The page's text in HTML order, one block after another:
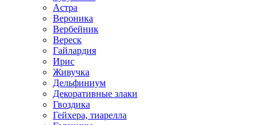
Астра
Вероника
Вербейник
Вереск
Гайлардия
Ирис
Живучка
Дельфиниум
Декоративные злаки
Гвоздика
Гейхера, тиарелла